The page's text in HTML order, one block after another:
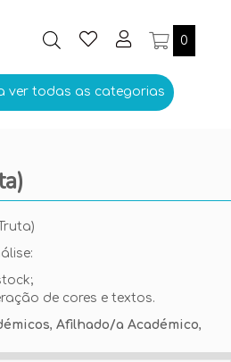
0
ver todas as categorias
de cores e textos.
, Afilhado/a Académico,